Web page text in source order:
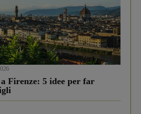
Firenze: 5 idee per far